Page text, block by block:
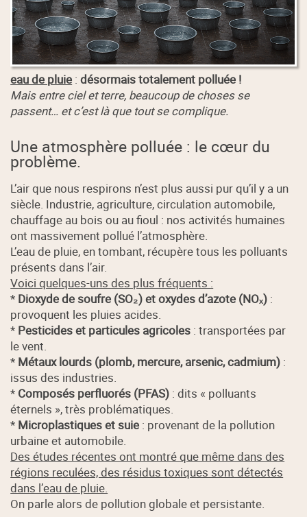
eau de pluie :désormais totalement polluée !
Mais entre ciel et terre, beaucoup de choses se
passent… et c’est là que tout se complique.
Une atmosphère polluée : le cœur du
problème.
L’air que nous respirons n’est plus aussi pur qu’il y a un
siècle. Industrie, agriculture, circulation automobile,
chauffage au bois ou au fioul : nos activités humaines
ont massivement pollué l’atmosphère.
L’eau de pluie, en tombant, récupère tous les polluants
présents dans l’air.
Voici quelques-uns des plus fréquents :
* Dioxyde de soufre (SO₂) et oxydes d’azote (NOₓ) :
provoquent les pluies acides.
* Pesticides et particules agricoles : transportées par
le vent.
* Métaux lourds (plomb, mercure, arsenic, cadmium) :
issus des industries.
* Composés perfluorés (PFAS) : dits « polluants
éternels », très problématiques.
* Microplastiques et suie : provenant de la pollution
urbaine et automobile.
Des études récentes ont montré que même dans des
régions reculées, des résidus toxiques sont détectés
dans l’eau de pluie.
On parle alors de pollution globale et persistante.